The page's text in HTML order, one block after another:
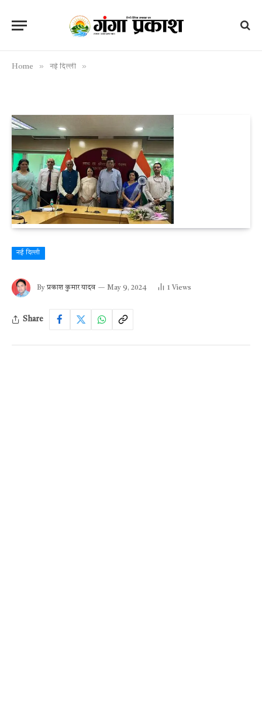
Home » नई दिल्ली »
नई दिल्ली
By प्रकाश कुमार यादव May 9, 2024 1 Views
Share